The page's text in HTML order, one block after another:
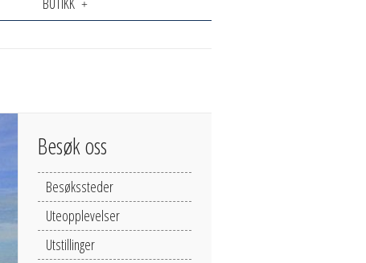
Besøk oss
Besøkssteder
Uteopplevelser
Utstillinger